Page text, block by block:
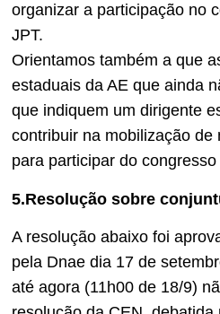
organizar a participação no
JPT.
Orientamos também a que
estaduais da AE que ainda
que indiquem um dirigente
contribuir na mobilização de
para participar do congresso
5.Resolução sobre
A resolução abaixo foi
pela Dnae dia 17 de
até agora (11h00 de 18/9)